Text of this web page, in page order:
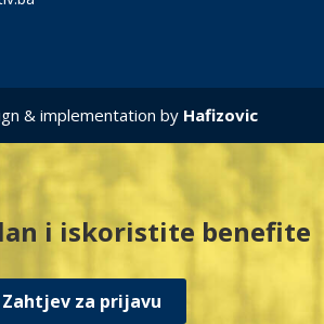
& implementation by Hafizovic
i iskoristite benefite
Zahtjev za prijavu